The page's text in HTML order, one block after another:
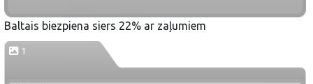
Baltais biezpiena siers 22% ar zaļumiem
1